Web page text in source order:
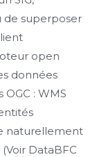
de superposer
open
données
: WMS
naturellement
DataBFC